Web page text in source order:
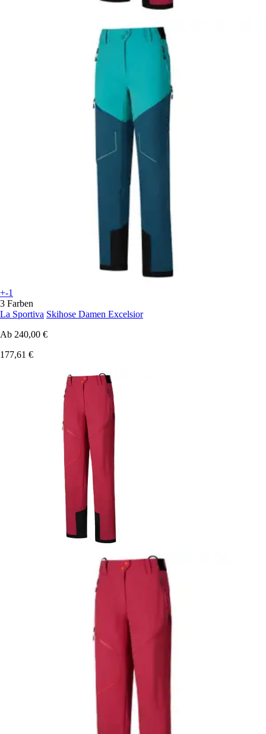
+-1
3 Farben
La Sportiva Skihose Damen Excelsior
Ab 240,00 €
177,61 €